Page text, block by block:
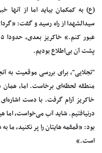
(ع) به کمکمان بیاید اما از
سیدالشهدا از راه رسید و گفت:
پشت آن بی‌اطلاع بودیم.
"تجلایی"، برای بررسی موقعیت به
منطقه لحظه‌ای برخاست. اما،
خاکریز آرام گرفت. با دست
درنیافتیم. شاید آب می‌خواست، اما
بود: «قمقمه هایتان را پر نکنید،
است.»